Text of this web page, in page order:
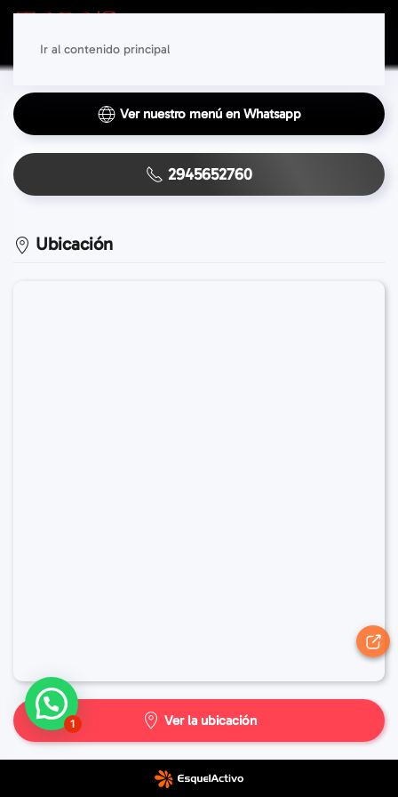
Ir al contenido principal
Ver nuestro menú en Whatsapp
2945652760
Ubicación
Ver la ubicación
1